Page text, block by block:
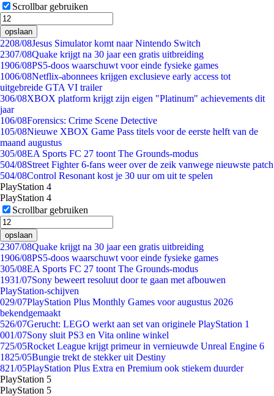
Scrollbar gebruiken
opslaan
2208/08Jesus Simulator komt naar Nintendo Switch
2307/08Quake krijgt na 30 jaar een gratis uitbreiding
1906/08PS5-doos waarschuwt voor einde fysieke games
1006/08Netflix-abonnees krijgen exclusieve early access tot
uitgebreide GTA VI trailer
306/08XBOX platform krijgt zijn eigen "Platinum" achievements dit
jaar
106/08Forensics: Crime Scene Detective
105/08Nieuwe XBOX Game Pass titels voor de eerste helft van de
maand augustus
305/08EA Sports FC 27 toont The Grounds-modus
504/08Street Fighter 6-fans weer over de zeik vanwege nieuwste patch
504/08Control Resonant kost je 30 uur om uit te spelen
PlayStation 4
PlayStation 4
Scrollbar gebruiken
opslaan
2307/08Quake krijgt na 30 jaar een gratis uitbreiding
1906/08PS5-doos waarschuwt voor einde fysieke games
305/08EA Sports FC 27 toont The Grounds-modus
1931/07Sony beweert resoluut door te gaan met afbouwen
PlayStation-schijven
029/07PlayStation Plus Monthly Games voor augustus 2026
bekendgemaakt
526/07Gerucht: LEGO werkt aan set van originele PlayStation 1
001/07Sony sluit PS3 en Vita online winkel
725/05Rocket League krijgt primeur in vernieuwde Unreal Engine 6
1825/05Bungie trekt de stekker uit Destiny
821/05PlayStation Plus Extra en Premium ook stiekem duurder
PlayStation 5
PlayStation 5